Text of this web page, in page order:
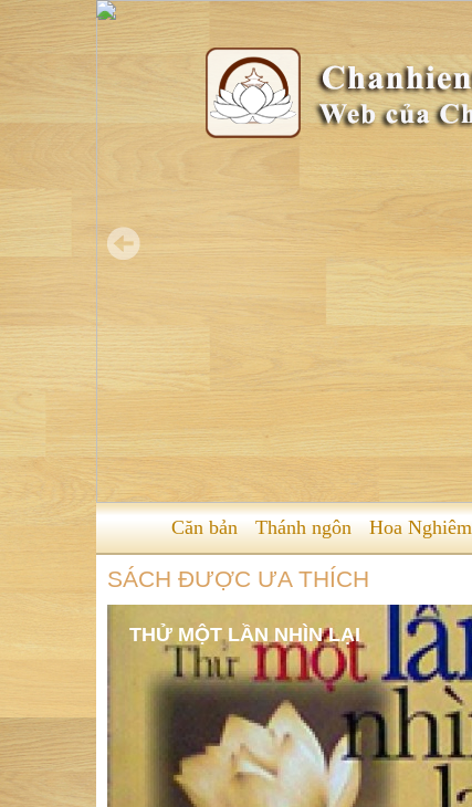
Căn bản Thánh ngôn Hoa Nghiêm
SÁCH ĐƯỢC ƯA THÍCH
THỬ MỘT LẦN NHÌN LẠI